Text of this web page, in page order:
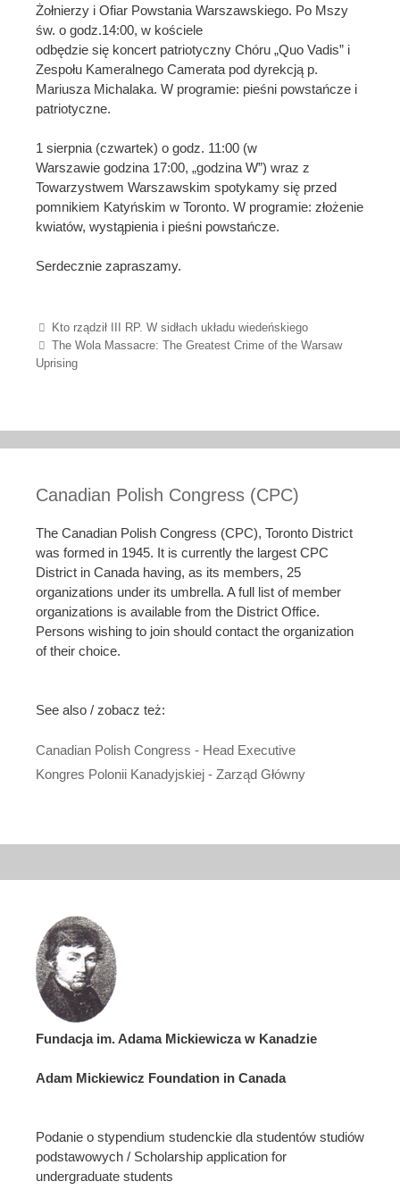
Żołnierzy i Ofiar Powstania Warszawskiego. Po Mszy
św. o godz.14:00, w kościele
odbędzie się koncert patriotyczny Chóru „Quo Vadis” i
Zespołu Kameralnego Camerata pod dyrekcją p.
Mariusza Michalaka. W programie: pieśni powstańcze i
patriotyczne.
1 sierpnia (czwartek) o godz. 11:00 (w
Warszawie godzina 17:00, „godzina W”) wraz z
Towarzystwem Warszawskim spotykamy się przed
pomnikiem Katyńskim w Toronto. W programie: złożenie
kwiatów, wystąpienia i pieśni powstańcze.
Serdecznie zapraszamy.
Post navigation
Kto rządził III RP. W sidłach układu wiedeńskiego
The Wola Massacre: The Greatest Crime of the Warsaw
Uprising
Canadian Polish Congress (CPC)
The Canadian Polish Congress (CPC), Toronto District
was formed in 1945. It is currently the largest CPC
District in Canada having, as its members, 25
organizations under its umbrella. A full list of member
organizations is available from the District Office.
Persons wishing to join should contact the organization
of their choice.
See also / zobacz też:
Canadian Polish Congress - Head Executive
Kongres Polonii Kanadyjskiej - Zarząd Główny
Fundacja im. Adama Mickiewicza w Kanadzie
Adam Mickiewicz Foundation in Canada
Podanie o stypendium studenckie dla studentów studiów
podstawowych / Scholarship application for
undergraduate students